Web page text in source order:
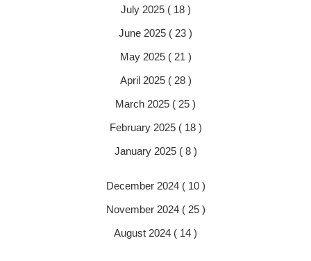
July 2025 ( 18 )
June 2025 ( 23 )
May 2025 ( 21 )
April 2025 ( 28 )
March 2025 ( 25 )
February 2025 ( 18 )
January 2025 ( 8 )
December 2024 ( 10 )
November 2024 ( 25 )
August 2024 ( 14 )